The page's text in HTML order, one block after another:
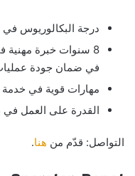
درجة البكالوريوس في
في ضمان جودة
مهارات قوية في خدمة
القدرة على العمل في
التواصل: قدّم من هنا.